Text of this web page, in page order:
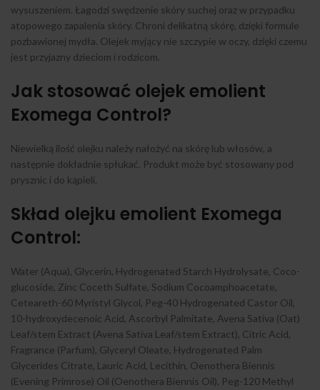
wysuszeniem. Łagodzi swędzenie skóry suchej oraz w przypadku
atopowego zapalenia skóry. Chroni delikatną skórę, dzięki formule
pozbawionej mydła. Olejek myjący nie szczypie w oczy, dzięki czemu
jest przyjazny dzieciom i rodzicom.
Jak stosować olejek emolient
Exomega Control?
Niewielką ilość olejku należy nałożyć na skórę lub włosów, a
następnie dokładnie spłukać. Produkt może być stosowany pod
prysznic i do kąpieli.
Skład olejku emolient Exomega
Control:
Water (Aqua), Glycerin, Hydrogenated Starch Hydrolysate, Coco-
glucoside, Zinc Coceth Sulfate, Sodium Cocoamphoacetate,
Ceteareth-60 Myristyl Glycol, Peg-40 Hydrogenated Castor Oil,
10-hydroxydecenoic Acid, Ascorbyl Palmitate, Avena Sativa (Oat)
Leaf/stem Extract (Avena Sativa Leaf/stem Extract), Citric Acid,
Fragrance (Parfum), Glyceryl Oleate, Hydrogenated Palm
Glycerides Citrate, Lauric Acid, Lecithin, Oenothera Biennis
(Evening Primrose) Oil (Oenothera Biennis Oil), Peg-120 Methyl